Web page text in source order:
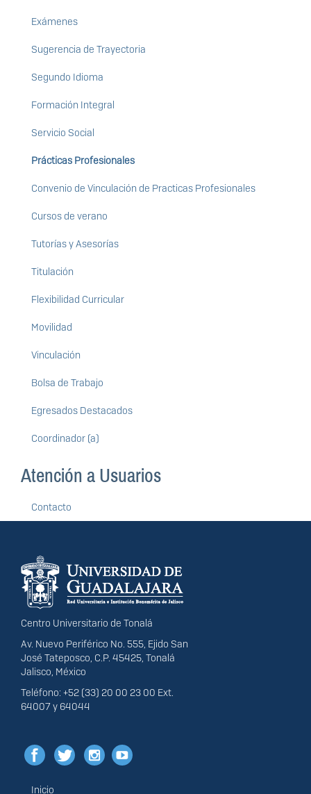
Exámenes
Sugerencia de Trayectoria
Segundo Idioma
Formación Integral
Servicio Social
Prácticas Profesionales
Convenio de Vinculación de Practicas Profesionales
Cursos de verano
Tutorías y Asesorías
Titulación
Flexibilidad Curricular
Movilidad
Vinculación
Bolsa de Trabajo
Egresados Destacados
Coordinador (a)
Atención a Usuarios
Contacto
Información del
portal
Centro Universitario de Tonalá
Av. Nuevo Periférico No. 555, Ejido San
José Tateposco, C.P. 45425, Tonalá
Jalisco, México
Teléfono: +52 (33) 20 00 23 00 Ext.
64007 y 64044
Inicio